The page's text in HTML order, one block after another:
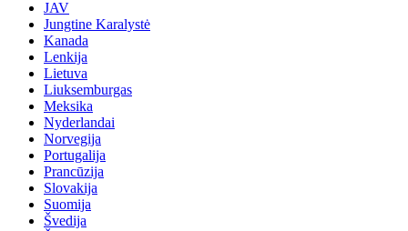
JAV
Jungtine Karalystė
Kanada
Lenkija
Lietuva
Liuksemburgas
Meksika
Nyderlandai
Norvegija
Portugalija
Prancūzija
Slovakija
Suomija
Švedija